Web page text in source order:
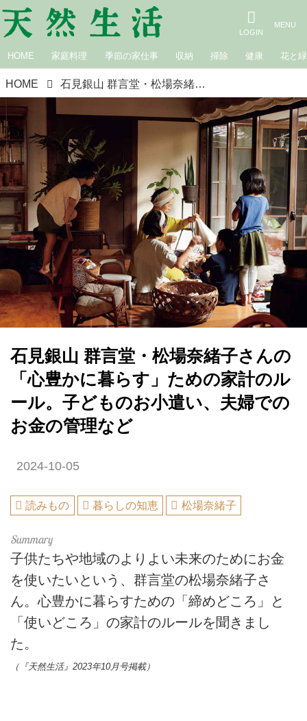
HOME 家庭料理 季節の家仕事 収納 掃除 健康 花と緑
HOME 石見銀山 群言堂・松場奈緒子さんの「心豊かに暮らす」ための家計のルール。子どものお小遣い、夫婦でのお金の管理など
石見銀山 群言堂・松場奈緒子さんの
「心豊かに暮らす」ための家計のル
ール。子どものお小遣い、夫婦での
お金の管理など
2024-10-05
読みもの 暮らしの知恵 松場奈緒子
子供たちや地域のよりよい未来のためにお金
を使いたいという、群言堂の松場奈緒子さ
ん。心豊かに暮らすための「締めどころ」と
「使いどころ」の家計のルールを聞きまし
た。
（『天然生活』2023年10月号掲載）